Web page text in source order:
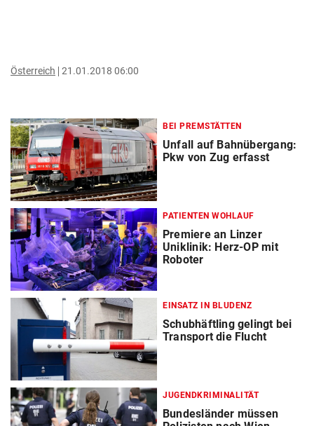
Österreich 21.01.2018 06:00
BEI PREMSTÄTTEN
Unfall auf Bahnübergang:
Pkw von Zug erfasst
PATIENTEN WOHLAUF
Premiere an Linzer
Uniklinik: Herz-OP mit
Roboter
EINSATZ IN BLUDENZ
Schubhäftling gelingt bei
Transport die Flucht
JUGENDKRIMINALITÄT
Bundesländer müssen